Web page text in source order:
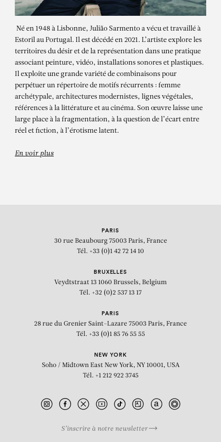
JULIÃO SARMENTO
RED LIGHT: SEXUALIDADE E
REPRESENTAÇÃO NA COLEÇÃO
Né en 1948 à Lisbonne, Julião Sarmento a vécu et travaillé à
Estoril au Portugal. Il est décédé en 2021. L’artiste explore les
territoires du désir et de la représentation dans une pratique
associant peinture, vidéo, installations sonores et plastiques.
Il exploite une grande variété de combinaisons pour
perpétuer un répertoire de motifs récurrents : femme
archétypale, architectures modernistes, lignes végétales,
références à la littérature et au cinéma. Son œuvre laisse une
large place à la fragmentation, à la question de l’écart entre
réel et fiction, à l’érotisme latent.
En voir plus
PARIS
30 rue Beaubourg 75003 Paris, France
Tél. +33 (0)1 42 72 14 10
BRUXELLES
Veydtstraat 13 1060 Brussels, Belgium
Tél. +32 (0)2 537 13 17
PARIS
28 rue du Grenier Saint-Lazare 75003 Paris, France
Tél. +33 (0)1 85 76 55 55
NEW YORK
Soho / Midtown East New York, NY 10001, USA
Tél. +1 212 922 3745
S’inscrire à notre newsletter